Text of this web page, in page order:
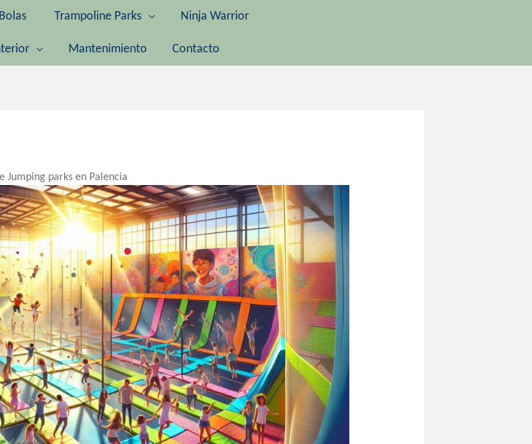
Trampoline Parks Ninja Warrior
Mantenimiento Contacto
Jumping parks en Palencia